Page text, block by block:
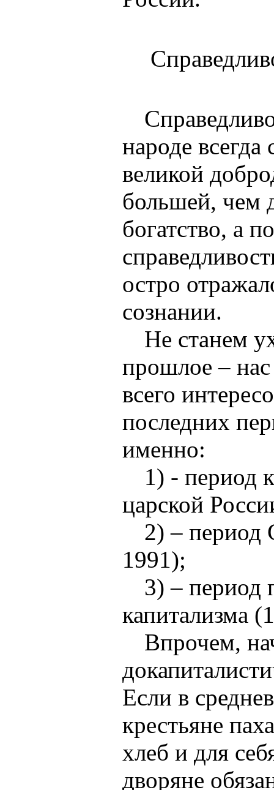
народе всегда
великой
большей, чем
богатство, а
остро
сознании.
Не станем
прошлое –
всего
последних
именно:
1) - период
царской
2) –
1991);
3) – период
капитализма
Впрочем,
Если в
крестьяне
хлеб и для
дворяне